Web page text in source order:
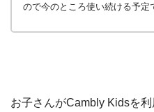
ので今のところ使い続ける予定
お子さんがCambly Kidsを